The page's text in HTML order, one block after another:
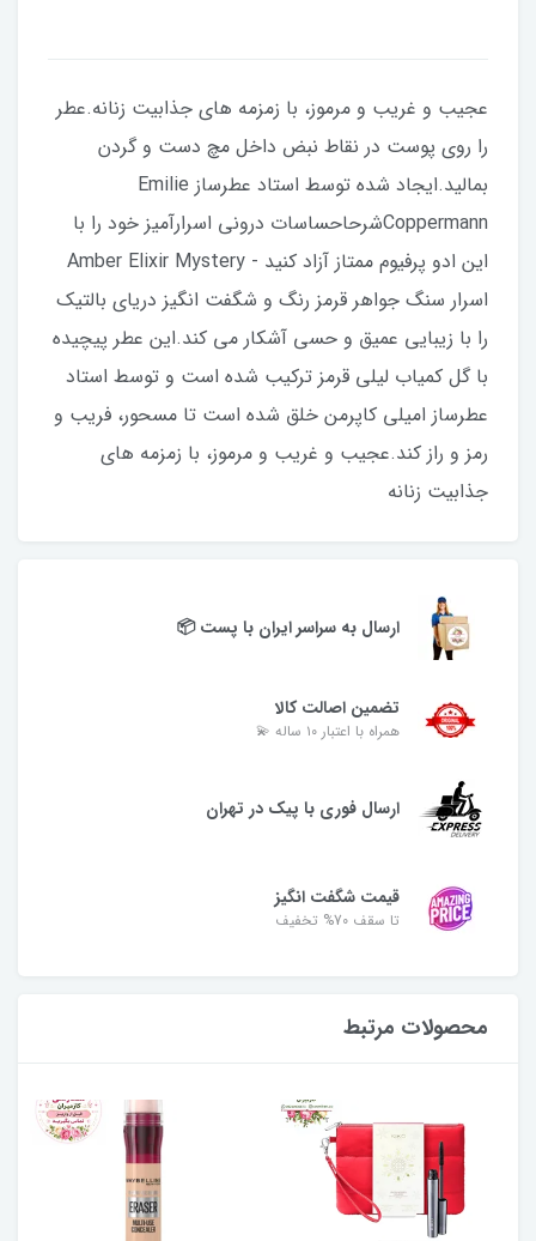
عجیب و غریب و مرموز، با زمزمه های جذابیت زنانه.عطر
را روی پوست در نقاط نبض داخل مچ دست و گردن
بمالید.ایجاد شده توسط استاد عطرساز Emilie
Coppermannشرحاحساسات درونی اسرارآمیز خود را با
این ادو پرفیوم ممتاز آزاد کنید - Amber Elixir Mystery
اسرار سنگ جواهر قرمز رنگ و شگفت انگیز دریای بالتیک
را با زیبایی عمیق و حسی آشکار می کند.این عطر پیچیده
با گل کمیاب لیلی قرمز ترکیب شده است و توسط استاد
عطرساز امیلی کاپرمن خلق شده است تا مسحور، فریب و
رمز و راز کند.عجیب و غریب و مرموز، با زمزمه های
جذابیت زنانه
ارسال به سراسر ایران با پست 📦
تضمین اصالت کالا
همراه با اعتبار ۱۰ ساله 💫
ارسال فوری با پیک در تهران
قیمت شگفت انگیز
تا سقف 70% تخفیف
محصولات مرتبط